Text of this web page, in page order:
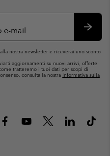
nostra newsletter e riceverai uno sconto
aggiornamenti su nuovi arrivi, offerte
tratteremo i tuoi dati per scopi di
consulta la nostra Informativa sulla